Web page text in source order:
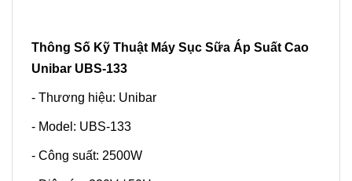
Thông Số Kỹ Thuật Máy Sục Sữa Áp Suất Cao
Unibar UBS-133
- Thương hiệu: Unibar
- Model: UBS-133
- Công suất: 2500W